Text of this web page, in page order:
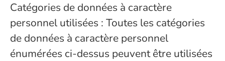
Catégories de données à caractère
personnel utilisées : Toutes les catégories
de données à caractère personnel
énumérées ci-dessus peuvent être utilisées